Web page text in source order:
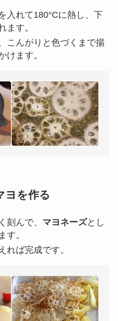
入れて180°Cに熱し、下
ます。
こんがりと色づくまで揚
けます。
ヨを作る
刻んで、 マヨネーズとし
す。
れば完成です。